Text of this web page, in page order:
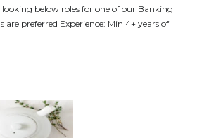
looking below roles for one of our Banking
are preferred Experience: Min 4+ years of